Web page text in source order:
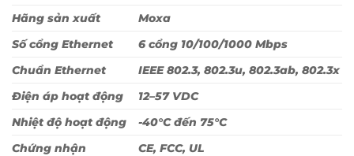
Hãng sản xuất
Moxa
Số cổng Ethernet
6 cổng 10/100/1000 Mbps
Chuẩn Ethernet
IEEE 802.3, 802.3u, 802.3ab, 802.3x
Điện áp hoạt động
12–57 VDC
Nhiệt độ hoạt động
-40°C đến 75°C
Chứng nhận
CE, FCC, UL